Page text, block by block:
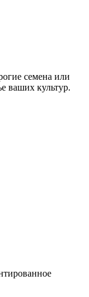
семена или
ваших культур.